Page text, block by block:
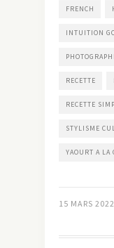
FRENCH
INTUITION
RECETTE
RECETTE
STYLISME
YAOURT A LA
15 MARS 2022